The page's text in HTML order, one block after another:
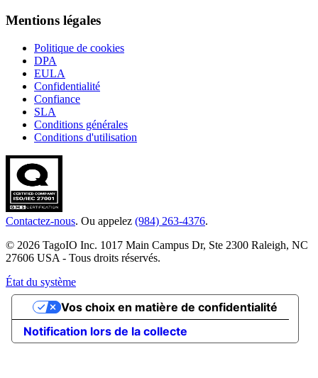
Mentions légales
Politique de cookies
DPA
EULA
Confidentialité
Confiance
SLA
Conditions générales
Conditions d'utilisation
Contactez-nous. Ou appelez (984) 263-4376.
© 2026 TagoIO Inc. 1017 Main Campus Dr, Ste 2300 Raleigh, NC
27606 USA - Tous droits réservés.
État du système
Notification lors de la collecte
Vos choix en matière de confidentialité